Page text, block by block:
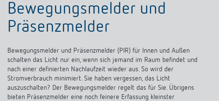
Bewegungsmelder und
Präsenzmelder
Bewegungsmelder und Präsenzmelder (PIR) für Innen und Außen
schalten das Licht nur ein, wenn sich jemand im Raum befindet und
nach einer definierten Nachlaufzeit wieder aus. So wird der
Stromverbrauch minimiert. Sie haben vergessen, das Licht
auszuschalten? Der Bewegungsmelder regelt das für Sie. Übrigens
bieten Präsenzmelder eine noch feinere Erfassung kleinster